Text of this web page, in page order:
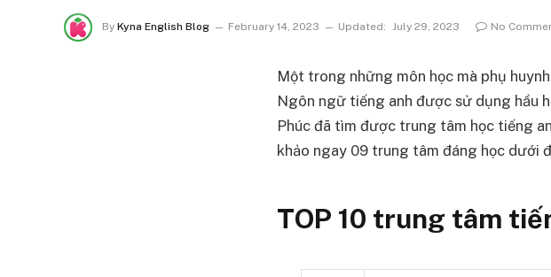
By Kyna English Blog February 14, 2023 Updated: July 29, 2023 No
Một trong những môn học mà phụ
Ngôn ngữ tiếng anh được sử dụng hầu
Phúc đã tìm được trung tâm học tiếng
khảo ngay 09 trung tâm đáng học dưới
TOP 10 trung tâm